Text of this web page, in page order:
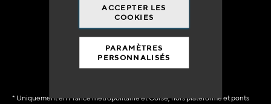
ACCEPTER LES
COOKIES
PARAMÈTRES
PERSONNALISÉS
90% du catalogue
en disponibilité
immédiate
* Uniquement en France métropolitaine et Corse, hors plateforme et ponts